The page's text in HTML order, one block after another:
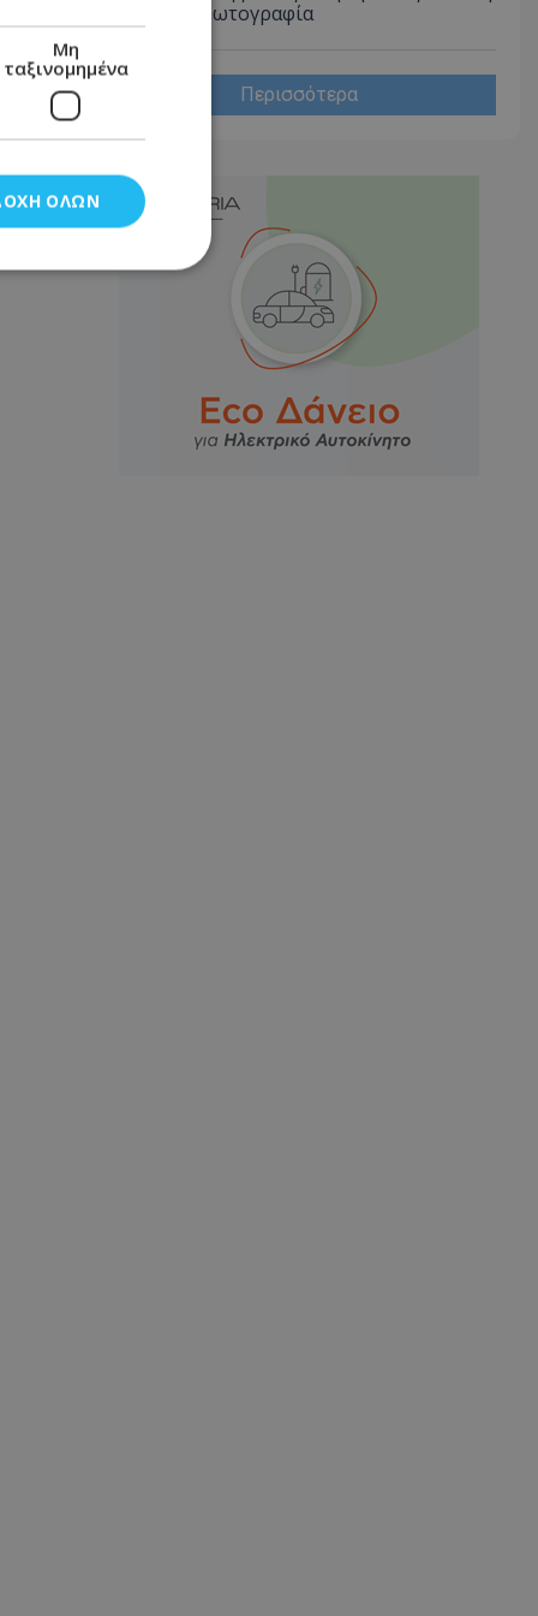
Λάρνακα - Φωτογραφία
Περισσότερα
Μη
ταξινομημένα
ΌΛΩΝ
και τη
cookies.
του χρήστη
και
σύμφωνα με τον
των
με τον τρόπο
χρήστης
ιστότοπο και
που μπορεί να
ότι
τιμώνται σε
μεταξύ ανθρώπων
επωφελές
προκειμένου να
σχετικά με
τους.
επωφελές
τους.
Cookie-
θυμάται τις
cookie
το
Script.com